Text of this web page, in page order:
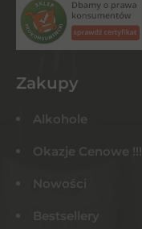
Zakupy
Alkohole
Okazje Cenowe !!!
Nowości
Bestsellery